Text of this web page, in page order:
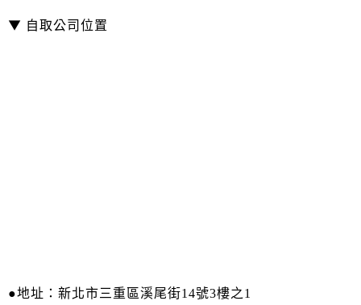
▼ 自取公司位置
●地址：新北市三重區溪尾街14號3樓之1